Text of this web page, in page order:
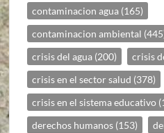
contaminacion agua (165)
contaminacion ambiental
crisis del agua (200) crisis
crisis en el sector salud (378)
crisis en el sistema educativo
derechos humanos (153)